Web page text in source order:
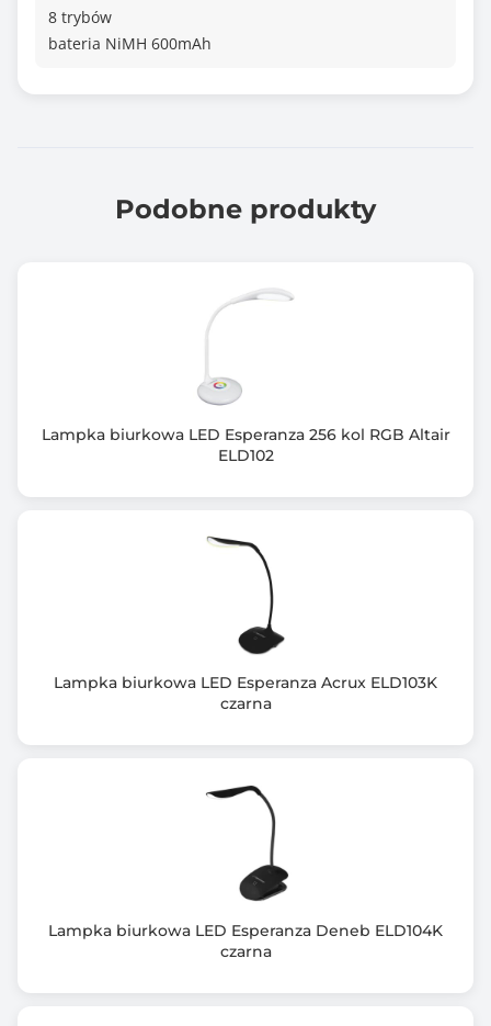
8 trybów
bateria NiMH 600mAh
Podobne produkty
Lampka biurkowa LED Esperanza 256 kol RGB Altair
ELD102
Lampka biurkowa LED Esperanza Acrux ELD103K
czarna
Lampka biurkowa LED Esperanza Deneb ELD104K
czarna